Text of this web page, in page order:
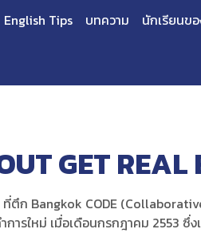
English Tips บทความ นักเรียนขอ
GET REAL
ที่ตึก Bangkok CODE
ารใหม่ เมื่อเดือนกรกฎาคม 2553 ซึ่